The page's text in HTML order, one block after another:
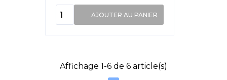
AJOUTER AU PANIER
Affichage 1-6 de 6 article(s)